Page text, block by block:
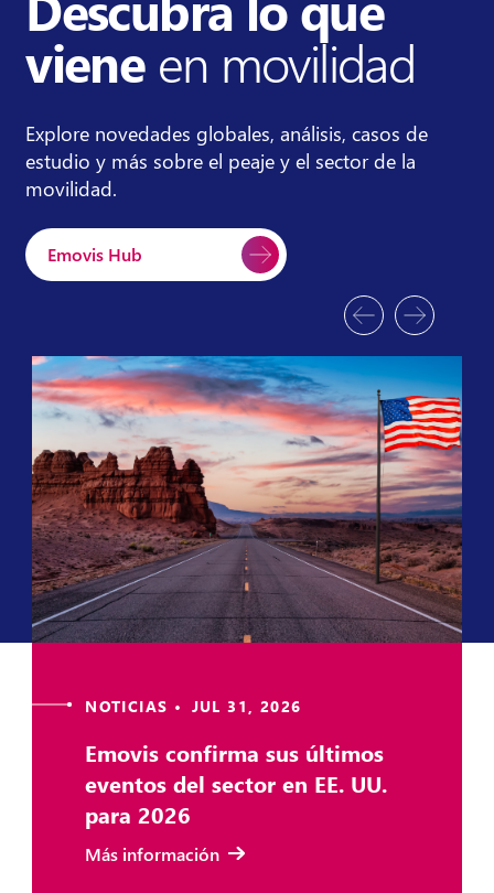
vieneen movilidad
Explore novedades globales, análisis, casos de
estudio y más sobre el peaje y el sector de la
movilidad.
Emovis Hub
NOTICIAS • JUL 31, 2026
Emovis confirma sus últimos
eventos del sector en EE. UU.
para 2026
Más información